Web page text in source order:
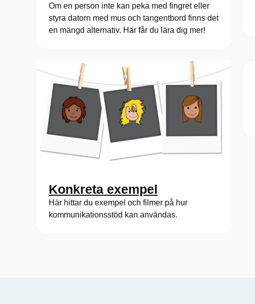
Om en person inte kan peka med fingret eller
styra datorn med mus och tangentbord finns det
en mängd alternativ. Här får du lära dig mer!
Konkreta exempel
Här hittar du exempel och filmer på hur
kommunikationsstöd kan användas.